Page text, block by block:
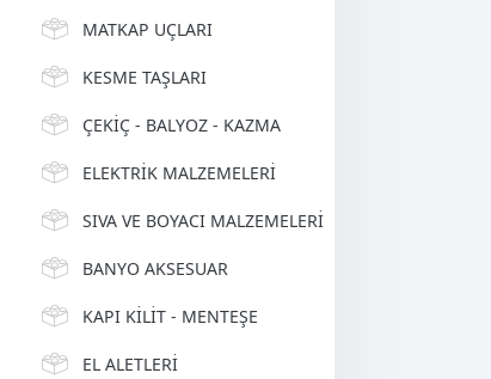
MATKAP UÇLARI
KESME TAŞLARI
ÇEKİÇ - BALYOZ - KAZMA
ELEKTRİK MALZEMELERİ
SIVA VE BOYACI MALZEMELERİ
BANYO AKSESUAR
KAPI KİLİT - MENTEŞE
EL ALETLERİ